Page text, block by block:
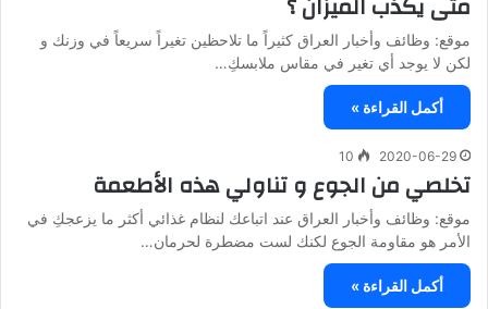
موقع: وظائف وأخبار العراق كثيراً ما تلاحظين تغيراً سريعاً في وزنك و
لكن لا يوجد أي تغير في مقاس ملابسكِ…
أكمل القراءة »
2020-06-29
10
تخلصي من الجوع و تناولي هذه الأطعمة
موقع: وظائف وأخبار العراق عند اتباعك لنظام غذائي أكثر ما يزعجكِ في
الأمر هو مقاومة الجوع لكنك لست مضطرة لحرمان…
أكمل القراءة »